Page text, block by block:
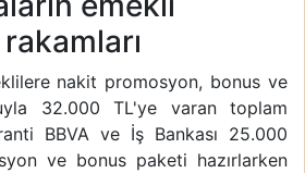
nakit promosyon, bonus ve
32.000 TL'ye varan toplam
BBVA ve İş Bankası 25.000
ve bonus paketi hazırlarken